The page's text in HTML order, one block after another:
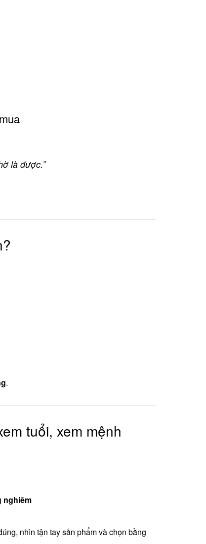
là được.”
.
tuổi, xem mệnh
nghiêm
nhìn tận tay sản phẩm và chọn bằng